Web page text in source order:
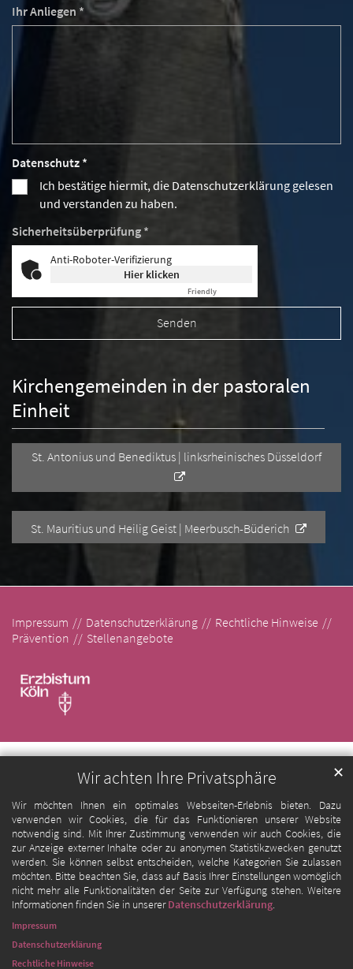
Wir achten Ihre Privatsphäre
Wir möchten Ihnen ein optimales Webseiten-Erlebnis bieten. Dazu
verwenden wir Cookies, die für das Funktionieren unserer Website
notwendig sind. Mit Ihrer Zustimmung verwenden wir auch Cookies, die
zur Anzeige externer Inhalte oder zu anonymen Statistikzwecken genutzt
werden. Sie können selbst entscheiden, welche Kategorien Sie zulassen
möchten. Bitte beachten Sie, dass auf Basis Ihrer Einstellungen womöglich
nicht mehr alle Funktionalitäten der Seite zur Verfügung stehen. Weitere
Informationen finden Sie in unsererDatenschutzerklärung.
✕
Impressum
Datenschutzerklärung
Rechtliche Hinweise
Ihr Anliegen *
Datenschutz *
Ich bestätige hiermit, die Datenschutzerklärung gelesen
und verstanden zu haben.
Sicherheitsüberprüfung *
Anti-Roboter-Verifizierung
Hier klicken
Friendly
Kirchengemeinden in der pastoralen
Einheit
St. Antonius und Benediktus | linksrheinisches Düsseldorf
St. Mauritius und Heilig Geist | Meerbusch-Büderich
Impressum Datenschutzerklärung
Rechtliche Hinweise
Prävention
Stellenangebote